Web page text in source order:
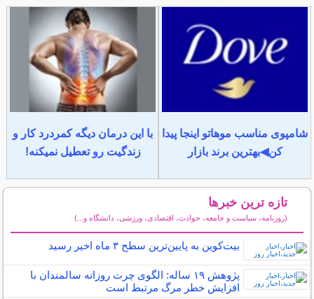
شامپوی مناسب موهاتو اینجا پیدا
کن◀بهترین برند بازار
با این درمان دیگه کمردرد کار و
زندگیت رو تعطیل نمیکنه!
تازه ترین خبرها
(روزنامه، سیاست و جامعه، حوادث، اقتصادی، ورزشی، دانشگاه و...)
بیت‌کوین به پایین‌ترین سطح ۳ ماه اخیر رسید
پژوهش ۱۹ ساله: الگوی چرت روزانه سالمندان با
افزایش خطر مرگ مرتبط است